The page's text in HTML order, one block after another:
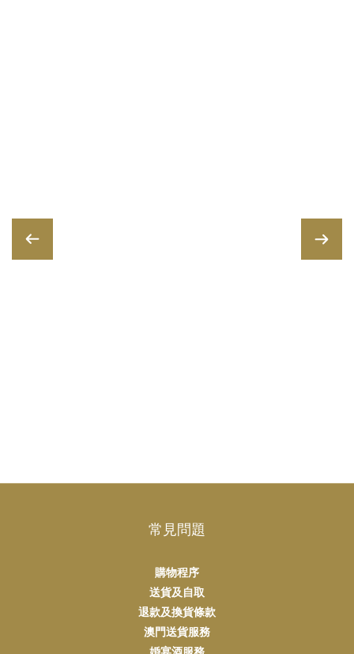
常見問題
購物程序
送貨及自取
退款及換貨條款
澳門送貨服務